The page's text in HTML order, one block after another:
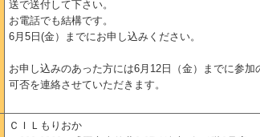
送で送付して下さい。
お電話でも結構です。
6月5日(金）までにお申し込みください。
お申し込みのあった方には6月12日（金）までに参加
可否を連絡させていただきます。
ＣＩＬもりおか